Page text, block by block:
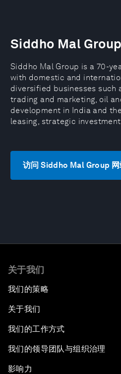
Siddho Mal Group
Siddho Mal Group is a 70-
with domestic and
diversified businesses such
trading and marketing, oil
development in India and
leasing, strategic
访问 Siddho Mal Group
关于我们
我们的策略
关于我们
我们的工作方式
我们的领导团队与组织治理
影响力